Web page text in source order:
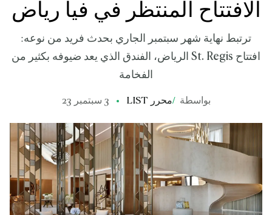
الافتتاح المنتظر في فيا رياض
ترتبط نهاية شهر سبتمبر الجاري بحدث فريد من نوعه:
افتتاح St. Regis الرياض، الفندق الذي يعد ضيوفه بكثير من
الفخامة
بواسطة /محرر LIST 3 سبتمبر 23